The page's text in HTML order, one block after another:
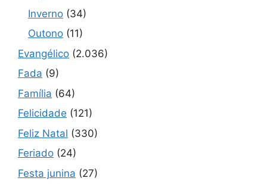
Inverno (34)
Outono (11)
Evangélico (2.036)
Fada (9)
Família (64)
Felicidade (121)
Feliz Natal (330)
Feriado (24)
Festa junina (27)